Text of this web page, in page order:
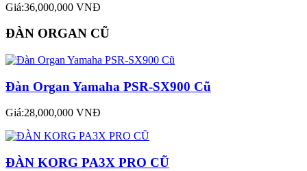
Giá:36,000,000 VNĐ
ĐÀN ORGAN CŨ
Đàn Organ Yamaha PSR-SX900 Cũ
Giá:28,000,000 VNĐ
ĐÀN KORG PA3X PRO CŨ